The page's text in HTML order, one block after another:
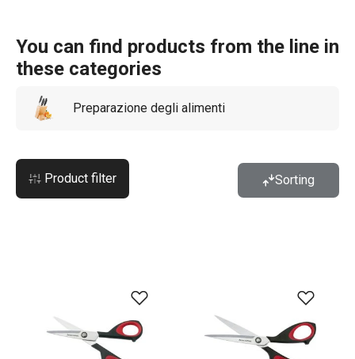
You can find products from the line in
these categories
Preparazione degli alimenti
Product filter Sorting